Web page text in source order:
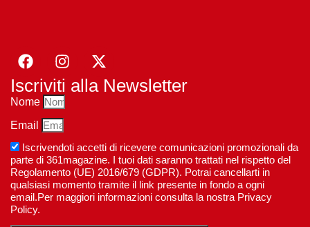
Iscriviti alla Newsletter
Nome
Email
Iscrivendoti accetti di ricevere comunicazioni promozionali da
parte di 361magazine. I tuoi dati saranno trattati nel rispetto del
Regolamento (UE) 2016/679 (GDPR). Potrai cancellarti in
qualsiasi momento tramite il link presente in fondo a ogni
email.Per maggiori informazioni consulta la nostra Privacy
Policy.